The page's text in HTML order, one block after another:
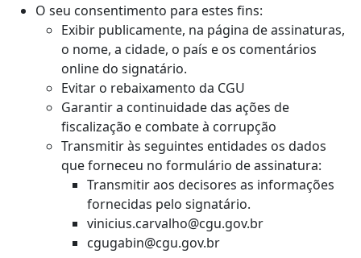
O seu consentimento para estes fins:
Exibir publicamente, na página de assinaturas,
o nome, a cidade, o país e os comentários
online do signatário.
Evitar o rebaixamento da CGU
Garantir a continuidade das ações de
fiscalização e combate à corrupção
Transmitir às seguintes entidades os dados
que forneceu no formulário de assinatura:
Transmitir aos decisores as informações
fornecidas pelo signatário.
vinicius.carvalho@cgu.gov.br
cgugabin@cgu.gov.br